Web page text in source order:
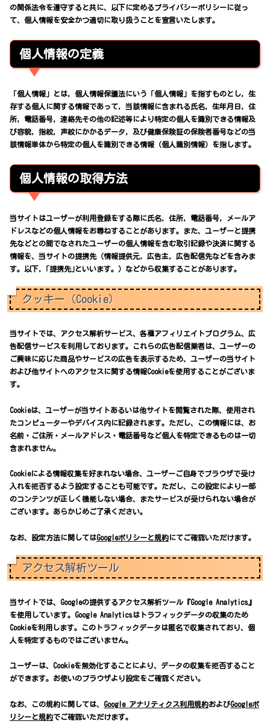
の関係法令を遵守すると共に、以下に定めるプライバシーポリシーに従っ
て、個人情報を安全かつ適切に取り扱うことを宣言いたします。
個人情報の定義
「個人情報」とは，個人情報保護法にいう「個人情報」を指すものとし，生
存する個人に関する情報であって，当該情報に含まれる氏名，生年月日，住
所，電話番号，連絡先その他の記述等により特定の個人を識別できる情報及
び容貌，指紋，声紋にかかるデータ，及び健康保険証の保険者番号などの当
該情報単体から特定の個人を識別できる情報（個人識別情報）を指します。
個人情報の取得方法
当サイトはユーザーが利用登録をする際に氏名，住所，電話番号，メールア
ドレスなどの個人情報をお尋ねすることがあります。また、ユーザーと提携
先などとの間でなされたユーザーの個人情報を含む取引記録や決済に関する
情報を、当サイトの提携先（情報提供元，広告主，広告配信先などを含みま
す。以下，｢提携先｣といいます。）などから収集することがあります。
クッキー（Cookie）
当サイトでは、アクセス解析サービス、各種アフィリエイトプログラム、広
告配信サービスを利用しております。これらの広告配信業者は、ユーザーの
ご興味に応じた商品やサービスの広告を表示するため、ユーザーの当サイト
および他サイトへのアクセスに関する情報Cookieを使用することがございま
す。
Cookieは、ユーザーが当サイトあるいは他サイトを閲覧された際、使用され
たコンピューターやデバイス内に記録されます。ただし、この情報には、お
名前・ご住所・メールアドレス・電話番号など個人を特定できるものは一切
含まれません。
Cookieによる情報収集を好まれない場合、ユーザーご自身でブラウザで受け
入れを拒否するよう設定することも可能です。ただし、この設定により一部
のコンテンツが正しく機能しない場合、またサービスが受けられない場合が
ございます。あらかじめご了承ください。
なお、設定方法に関してはGoogleポリシーと規約にてご確認いただけます。
アクセス解析ツール
当サイトでは、Googleの提供するアクセス解析ツール『Google Analytics』
を使用しています。Google Analyticsはトラフィックデータの収集のため
Cookieを利用します。このトラフィックデータは匿名で収集されており、個
人を特定するものではございません。
ユーザーは、Cookieを無効化することにより、データの収集を拒否すること
ができます。お使いのブラウザより設定をご確認ください。
なお、この規約に関しては、 Google アナリティクス利用規約およびGoogleポ
リシーと規約でご確認いただけます。